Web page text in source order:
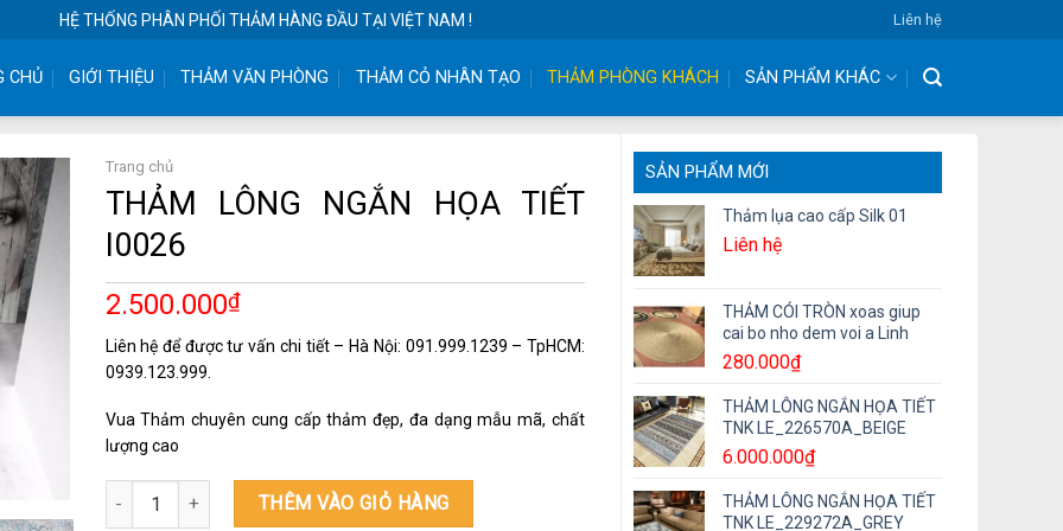
HỆ THỐNG PHÂN PHỐI THẢM HÀNG ĐẦU TẠI VIỆT NAM ! Liên hệ
CHỦ GIỚI THIỆU THẢM VĂN PHÒNG THẢM CỎ NHÂN TẠO THẢM PHÒNG KHÁCH SẢN PHẨM KHÁC
SẢN PHẨM MỚI
Thảm lụa cao cấp Silk 01
Liên hệ
THẢM CÓI TRÒN xoas giup
cai bo nho dem voi a Linh
280.000₫
THẢM LÔNG NGẮN HỌA TIẾT
TNK LE_226570A_BEIGE
6.000.000₫
THẢM LÔNG NGẮN HỌA TIẾT
TNK LE_229272A_GREY
Trang chủ
THẢM LÔNG NGẮN HỌA TIẾT
I0026
2.500.000₫
Liên hệ để được tư vấn chi tiết – Hà Nội: 091.999.1239 – TpHCM:
0939.123.999.
Vua Thảm chuyên cung cấp thảm đẹp, đa dạng mẫu mã, chất
lượng cao
THẢM LÔNG NGẮN HỌA TIẾT I0026 số lượng
THÊM VÀO GIỎ HÀNG